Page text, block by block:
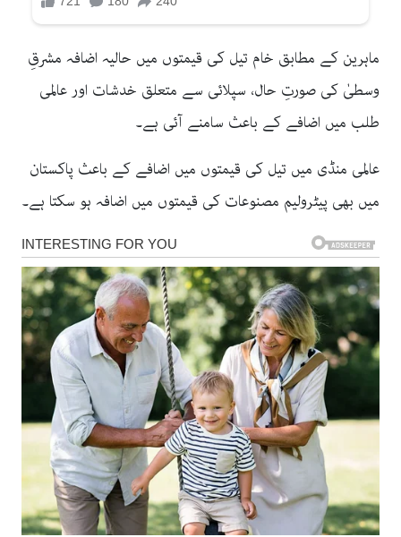
ماہرین کے مطابق خام تیل کی قیمتوں میں حالیہ اضافہ مشرقِ
وسطیٰ کی صورتِ حال، سپلائی سے متعلق خدشات اور عالمی
طلب میں اضافے کے باعث سامنے آئی ہے۔
عالمی منڈی میں تیل کی قیمتوں میں اضافے کے باعث پاکستان
میں بھی پیٹرولیم مصنوعات کی قیمتوں میں اضافہ ہو سکتا ہے۔